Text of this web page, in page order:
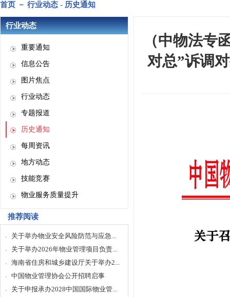
首页 － 行业动态 - 历史通知
行业动态
重要通知
信息公告
图片焦点
行业动态
专题报道
历史通知
每周资讯
地方动态
技能竞赛
物业服务质量提升
推荐阅读
关于举办物业安全风险防范与应急...
关于举办2026年物业管理项目负责...
海南省住房和城乡建设厅关于举办2...
中国物业管理协会公开招聘启事
关于申报承办2028中国国际物业管...
（中物法专
对总”诉调